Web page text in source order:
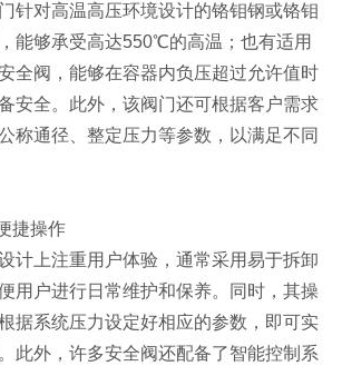
针对高温高压环境设计的铬钼钢或铬钼
能够承受高达550℃的高温；也有适用
全阀，能够在容器内负压超过允许值时
安全。此外，该阀门还可根据客户需求
称通径、整定压力等参数，以满足不同
捷操作
上注重用户体验，通常采用易于拆卸
用户进行日常维护和保养。同时，其操
据系统压力设定好相应的参数，即可实
此外，许多安全阀还配备了智能控制系